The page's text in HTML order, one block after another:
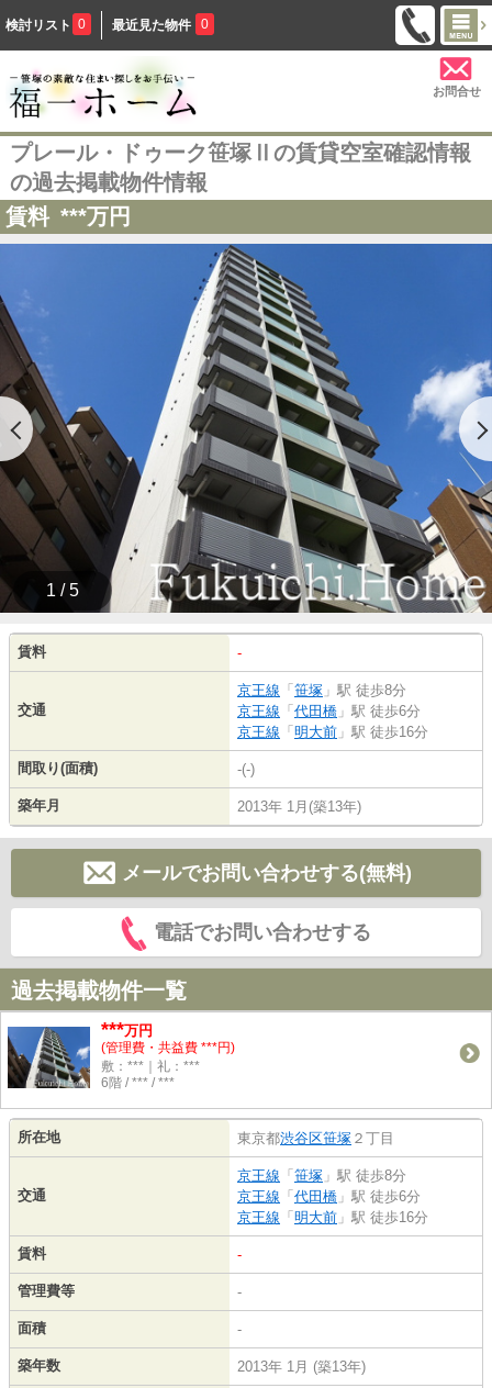
検討リスト 0 最近見た物件 0
お問合せ
プレール・ドゥーク笹塚Ⅱの賃貸空室確認情報
の過去掲載物件情報
賃料 ***万円
1 / 5
賃料 -
交通
京王線 「 笹塚 」駅 徒歩8分
京王線 「 代田橋 」駅 徒歩6分
京王線 「 明大前 」駅 徒歩16分
間取り(面積) -(-)
築年月 2013年 1月(築13年)
メールでお問い合わせする(無料)
電話でお問い合わせする
過去掲載物件一覧
***万円
(管理費・共益費 ***円)
敷：***｜礼：***
6階 / *** / ***
所在地 東京都渋谷区笹塚 ２丁目
交通
京王線 「 笹塚 」駅 徒歩8分
京王線 「 代田橋 」駅 徒歩6分
京王線 「 明大前 」駅 徒歩16分
賃料 -
管理費等 -
面積 -
築年数 2013年 1月 (築13年)